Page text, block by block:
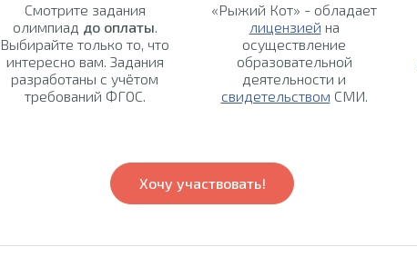
Смотрите задания
олимпиад до оплаты.
Выбирайте только то, что
интересно вам. Задания
разработаны с учётом
требований ФГОС.
«Рыжий Кот» - обладает
лицензией на
осуществление
образовательной
деятельности и
свидетельством СМИ.
Хочу участвовать!